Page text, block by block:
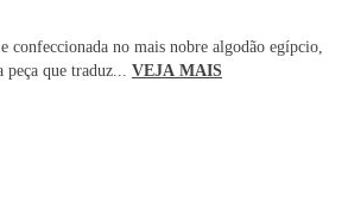
confeccionada no mais nobre algodão egípcio,
que traduz... VEJA MAIS